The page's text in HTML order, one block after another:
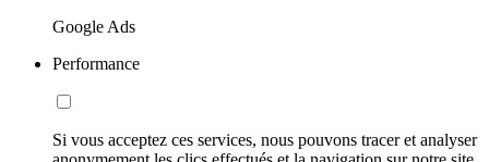
Google Ads
Performance
Si vous acceptez ces services, nous pouvons tracer et analyser